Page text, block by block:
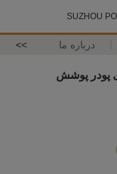
SUZHOU
درباره ما >>